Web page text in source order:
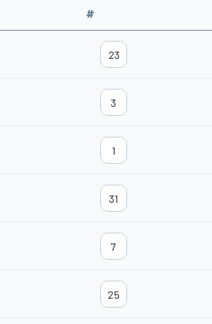
#
23
3
1
31
7
25